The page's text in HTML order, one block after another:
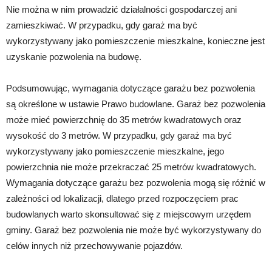
Nie można w nim prowadzić działalności gospodarczej ani
zamieszkiwać. W przypadku, gdy garaż ma być
wykorzystywany jako pomieszczenie mieszkalne, konieczne jest
uzyskanie pozwolenia na budowę.
Podsumowując, wymagania dotyczące garażu bez pozwolenia
są określone w ustawie Prawo budowlane. Garaż bez pozwolenia
może mieć powierzchnię do 35 metrów kwadratowych oraz
wysokość do 3 metrów. W przypadku, gdy garaż ma być
wykorzystywany jako pomieszczenie mieszkalne, jego
powierzchnia nie może przekraczać 25 metrów kwadratowych.
Wymagania dotyczące garażu bez pozwolenia mogą się różnić w
zależności od lokalizacji, dlatego przed rozpoczęciem prac
budowlanych warto skonsultować się z miejscowym urzędem
gminy. Garaż bez pozwolenia nie może być wykorzystywany do
celów innych niż przechowywanie pojazdów.